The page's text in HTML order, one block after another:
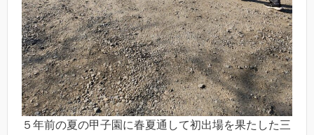
５年前の夏の甲子園に春夏通して初出場を果たした三